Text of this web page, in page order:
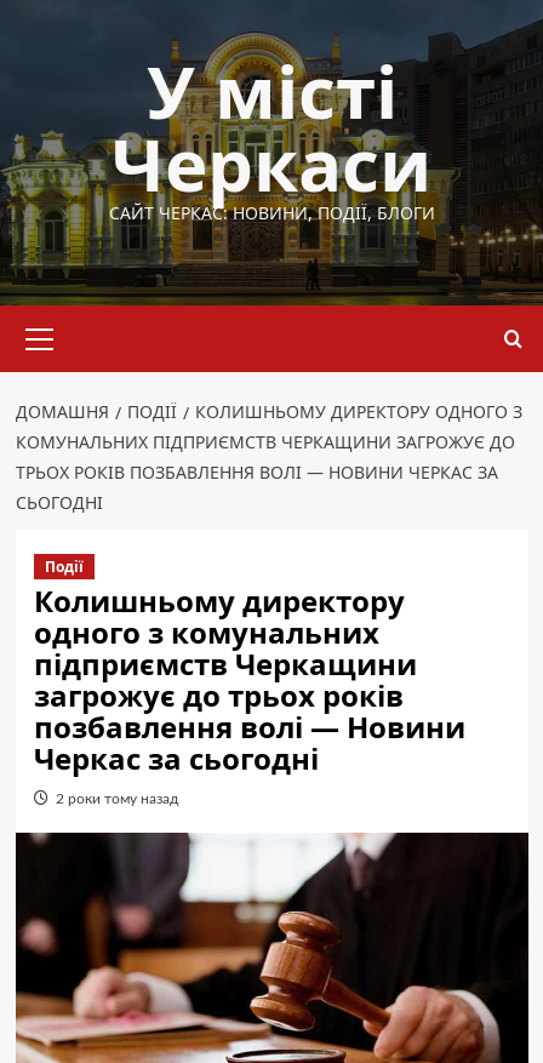
У місті
Черкаси
САЙТ ЧЕРКАС: НОВИНИ, ПОДІЇ, БЛОГИ
меню
ДОМАШНЯ ПОДІЇ
КОЛИШНЬОМУ ДИРЕКТОРУ ОДНОГО З
КОМУНАЛЬНИХ ПІДПРИЄМСТВ ЧЕРКАЩИНИ ЗАГРОЖУЄ ДО
ТРЬОХ РОКІВ ПОЗБАВЛЕННЯ ВОЛІ — НОВИНИ ЧЕРКАС ЗА
СЬОГОДНІ
Події
Колишньому директору
одного з комунальних
підприємств Черкащини
загрожує до трьох років
позбавлення волі — Новини
Черкас за сьогодні
2 роки тому назад